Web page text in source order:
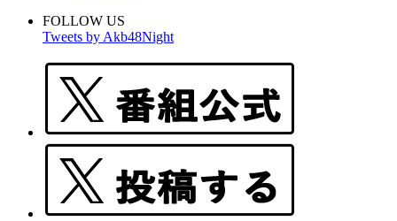
FOLLOW US
Tweets by Akb48Night